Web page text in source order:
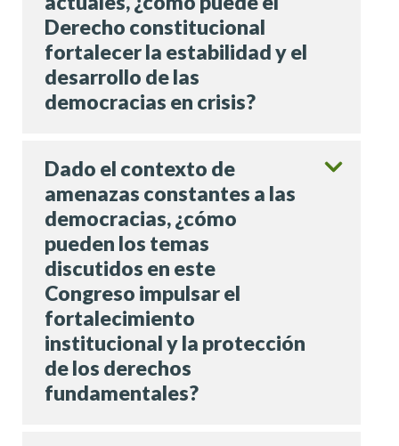
Derecho constitucional
fortalecer la estabilidad y el
desarrollo de las
democracias en crisis?
Dado el contexto de
amenazas constantes a las
democracias, ¿cómo
pueden los temas
discutidos en este
Congreso impulsar el
fortalecimiento
institucional y la protección
de los derechos
fundamentales?